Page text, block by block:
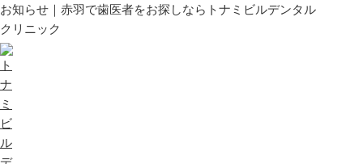
お知らせ｜赤羽で歯医者をお探しならトナミビルデンタル
クリニック